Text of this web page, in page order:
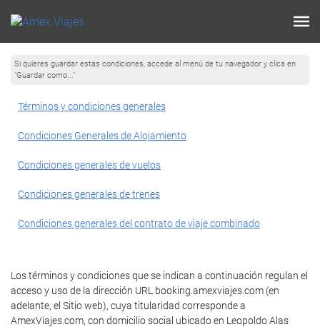
Si quieres guardar estas condiciones, accede al menú de tu navegador y clica en
"Guardar como..."
Términos y condiciones generales
Condiciones Generales de Alojamiento
Condiciones generales de vuelos
Condiciones generales de trenes
Condiciones generales del contrato de viaje combinado
Los términos y condiciones que se indican a continuación regulan el
acceso y uso de la dirección URL booking.amexviajes.com (en
adelante, el Sitio web), cuya titularidad corresponde a
AmexViajes.com, con domicilio social ubicado en Leopoldo Alas